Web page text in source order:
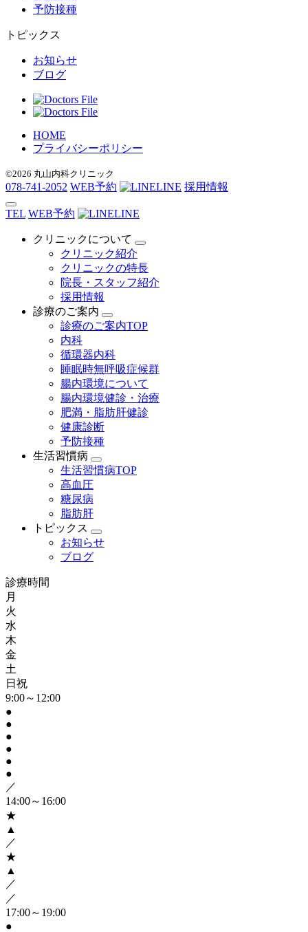
予防接種
トピックス
お知らせ
ブログ
HOME
プライバシーポリシー
©2026 丸山内科クリニック
078-741-2052 WEB予約 LINE 採用情報
TEL WEB予約 LINE
クリニックについて
クリニック紹介
クリニックの特長
院長・スタッフ紹介
採用情報
診療のご案内
診療のご案内TOP
内科
循環器内科
睡眠時無呼吸症候群
腸内環境について
腸内環境健診・治療
肥満・脂肪肝健診
健康診断
予防接種
生活習慣病
生活習慣病TOP
高血圧
糖尿病
脂肪肝
トピックス
お知らせ
ブログ
診療時間
月
火
水
木
金
土
日祝
9:00～12:00
●
●
●
●
●
●
／
14:00～16:00
★
▲
／
★
▲
／
／
17:00～19:00
●